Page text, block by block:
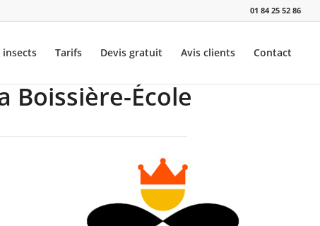
01 84 25 52 86
insects Tarifs Devis gratuit Avis clients Contact
Boissière-École